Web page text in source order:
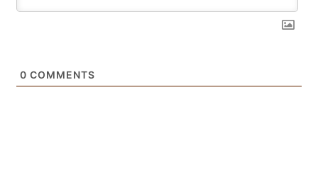
0 COMMENTS